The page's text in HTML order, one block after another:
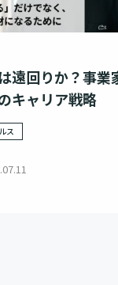
遠回りか？事業
キャリア戦略
ス